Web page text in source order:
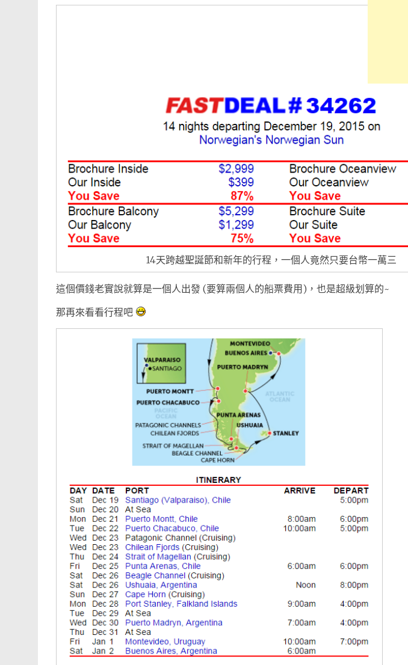
14天跨越聖誕節和新年的行程，一個人竟然只要台幣一萬三
這個價錢老實說就算是一個人出發 (要算兩個人的船票費用)，也是超級划算的~
那再來看看行程吧